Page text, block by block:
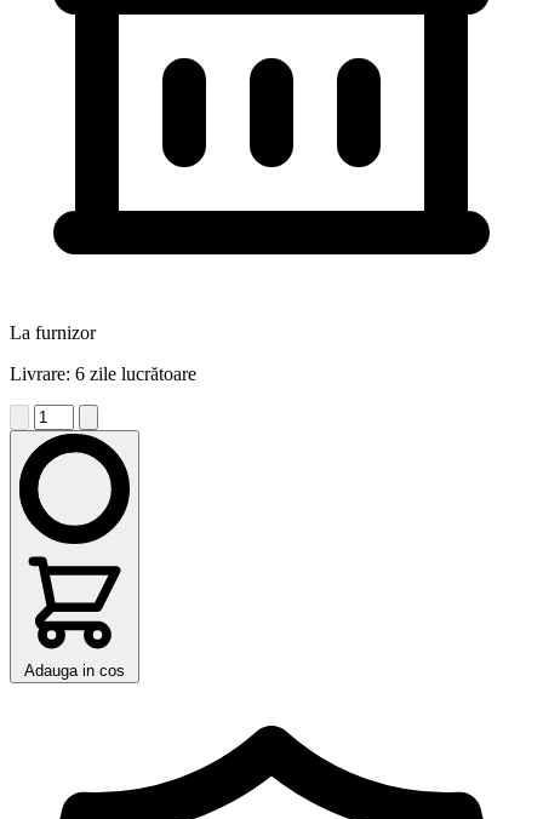
La furnizor
Livrare: 6 zile lucrătoare
Adauga in cos